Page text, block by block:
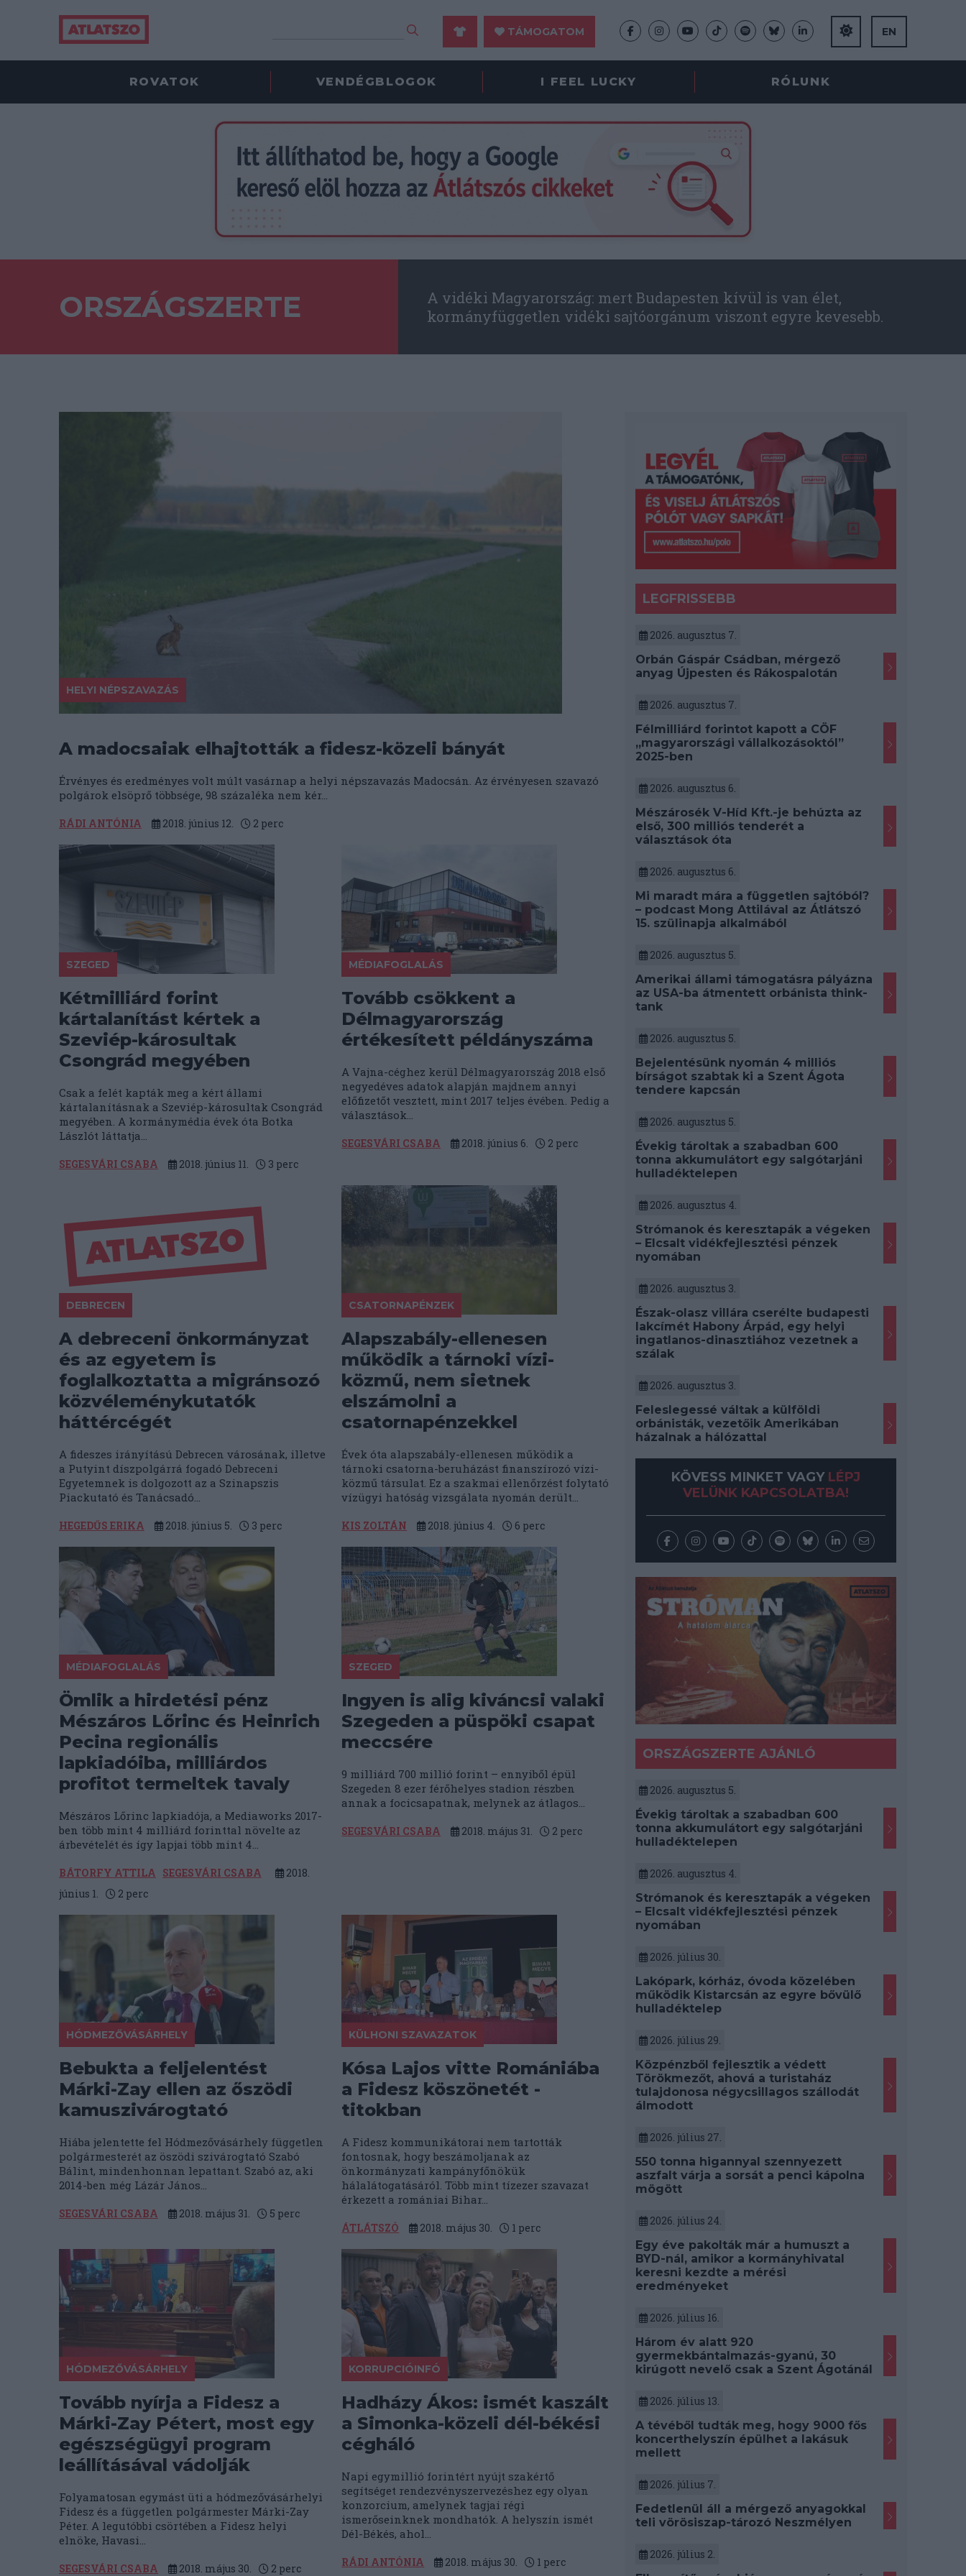
TÁMOGATOM EN
ROVATOK VENDÉGBLOGOK I FEEL LUCKY RÓLUNK
ORSZÁGSZERTE
A vidéki Magyarország: mert Budapesten kívül is van élet,
kormányfüggetlen vidéki sajtóorgánum viszont egyre kevesebb.
HELYI NÉPSZAVAZÁS
A madocsaiak elhajtották a fidesz-közeli bányát
Érvényes és eredményes volt múlt vasárnap a helyi népszavazás Madocsán. Az érvényesen szavazó
polgárok elsöprő többsége, 98 százaléka nem kér...
RÁDI ANTÓNIA 2018. június 12. 2 perc
SZEGED
Kétmilliárd forint
kártalanítást kértek a
Szeviép-károsultak
Csongrád megyében
Csak a felét kapták meg a kért állami
kártalanításnak a Szeviép-károsultak Csongrád
megyében. A kormánymédia évek óta Botka
Lászlót láttatja...
SEGESVÁRI CSABA 2018. június 11. 3 perc
MÉDIAFOGLALÁS
Tovább csökkent a
Délmagyarország
értékesített példányszáma
A Vajna-céghez kerül Délmagyarország 2018 első
negyedéves adatok alapján majdnem annyi
előfizetőt vesztett, mint 2017 teljes évében. Pedig a
választások...
SEGESVÁRI CSABA 2018. június 6. 2 perc
DEBRECEN
A debreceni önkormányzat
és az egyetem is
foglalkoztatta a migránsozó
közvéleménykutatók
háttércégét
A fideszes irányítású Debrecen városának, illetve
a Putyint díszpolgárrá fogadó Debreceni
Egyetemnek is dolgozott az a Szinapszis
Piackutató és Tanácsadó...
HEGEDŰS ERIKA 2018. június 5. 3 perc
CSATORNAPÉNZEK
Alapszabály-ellenesen
működik a tárnoki vízi-
közmű, nem sietnek
elszámolni a
csatornapénzekkel
Évek óta alapszabály-ellenesen működik a
tárnoki csatorna-beruházást finanszírozó vízi-
közmű társulat. Ez a szakmai ellenőrzést folytató
vízügyi hatóság vizsgálata nyomán derült...
KIS ZOLTÁN 2018. június 4. 6 perc
MÉDIAFOGLALÁS
Ömlik a hirdetési pénz
Mészáros Lőrinc és Heinrich
Pecina regionális
lapkiadóiba, milliárdos
profitot termeltek tavaly
Mészáros Lőrinc lapkiadója, a Mediaworks 2017-
ben több mint 4 milliárd forinttal növelte az
árbevételét és így lapjai több mint 4...
BÁTORFY ATTILA SEGESVÁRI CSABA
2018.
június 1.
2 perc
SZEGED
Ingyen is alig kiváncsi valaki
Szegeden a püspöki csapat
meccsére
9 milliárd 700 millió forint – ennyiből épül
Szegeden 8 ezer férőhelyes stadion részben
annak a focicsapatnak, melynek az átlagos...
SEGESVÁRI CSABA 2018. május 31. 2 perc
HÓDMEZŐVÁSÁRHELY
Bebukta a feljelentést
Márki-Zay ellen az őszödi
kamuszivárogtató
Hiába jelentette fel Hódmezővásárhely független
polgármesterét az öszödi szivárogtató Szabó
Bálint, mindenhonnan lepattant. Szabó az, aki
2014-ben még Lázár János...
SEGESVÁRI CSABA 2018. május 31. 5 perc
KÜLHONI SZAVAZATOK
Kósa Lajos vitte Romániába
a Fidesz köszönetét -
titokban
A Fidesz kommunikátorai nem tartották
fontosnak, hogy beszámoljanak az
önkormányzati kampányfőnökük
hálalátogatásáról. Több mint tízezer szavazat
érkezett a romániai Bihar...
ÁTLÁTSZÓ 2018. május 30. 1 perc
HÓDMEZŐVÁSÁRHELY
Tovább nyírja a Fidesz a
Márki-Zay Pétert, most egy
egészségügyi program
leállításával vádolják
Folyamatosan egymást üti a hódmezővásárhelyi
Fidesz és a független polgármester Márki-Zay
Péter. A legutóbbi csörtében a Fidesz helyi
elnöke, Havasi...
SEGESVÁRI CSABA 2018. május 30. 2 perc
KORRUPCIÓINFÓ
Hadházy Ákos: ismét kaszált
a Simonka-közeli dél-békési
cégháló
Napi egymillió forintért nyújt szakértő
segítséget rendezvényszervezéshez egy olyan
konzorcium, amelynek tagjai régi
ismerőseinknek mondhatók. A helyszín ismét
Dél-Békés, ahol...
RÁDI ANTÓNIA 2018. május 30. 1 perc
LEGFRISSEBB
2026. augusztus 7.
Orbán Gáspár Csádban, mérgező
anyag Újpesten és Rákospalotán
2026. augusztus 7.
Félmilliárd forintot kapott a CÖF
„magyarországi vállalkozásoktól”
2025-ben
2026. augusztus 6.
Mészárosék V-Híd Kft.-je behúzta az
első, 300 milliós tenderét a
választások óta
2026. augusztus 6.
Mi maradt mára a független sajtóból?
– podcast Mong Attilával az Átlátszó
15. szülinapja alkalmából
2026. augusztus 5.
Amerikai állami támogatásra pályázna
az USA-ba átmentett orbánista think-
tank
2026. augusztus 5.
Bejelentésünk nyomán 4 milliós
bírságot szabtak ki a Szent Ágota
tendere kapcsán
2026. augusztus 5.
Évekig tároltak a szabadban 600
tonna akkumulátort egy salgótarjáni
hulladéktelepen
2026. augusztus 4.
Strómanok és keresztapák a végeken
– Elcsalt vidékfejlesztési pénzek
nyomában
2026. augusztus 3.
Észak-olasz villára cserélte budapesti
lakcímét Habony Árpád, egy helyi
ingatlanos-dinasztiához vezetnek a
szálak
2026. augusztus 3.
Feleslegessé váltak a külföldi
orbánisták, vezetőik Amerikában
házalnak a hálózattal
KÖVESS MINKET VAGY LÉPJ
VELÜNK KAPCSOLATBA!
ORSZÁGSZERTE AJÁNLÓ
2026. augusztus 5.
Évekig tároltak a szabadban 600
tonna akkumulátort egy salgótarjáni
hulladéktelepen
2026. augusztus 4.
Strómanok és keresztapák a végeken
– Elcsalt vidékfejlesztési pénzek
nyomában
2026. július 30.
Lakópark, kórház, óvoda közelében
működik Kistarcsán az egyre bővülő
hulladéktelep
2026. július 29.
Közpénzből fejlesztik a védett
Törökmezőt, ahová a turistaház
tulajdonosa négycsillagos szállodát
álmodott
2026. július 27.
550 tonna higannyal szennyezett
aszfalt várja a sorsát a penci kápolna
mögött
2026. július 24.
Egy éve pakolták már a humuszt a
BYD-nál, amikor a kormányhivatal
keresni kezdte a mérési
eredményeket
2026. július 16.
Három év alatt 920
gyermekbántalmazás-gyanú, 30
kirúgott nevelő csak a Szent Ágotánál
2026. július 13.
A tévéből tudták meg, hogy 9000 fős
koncerthelyszín épülhet a lakásuk
mellett
2026. július 7.
Fedetlenül áll a mérgező anyagokkal
teli vörösiszap-tározó Neszmélyen
2026. július 2.